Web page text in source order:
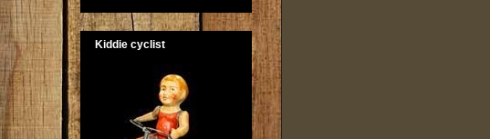
Kiddie cyclist